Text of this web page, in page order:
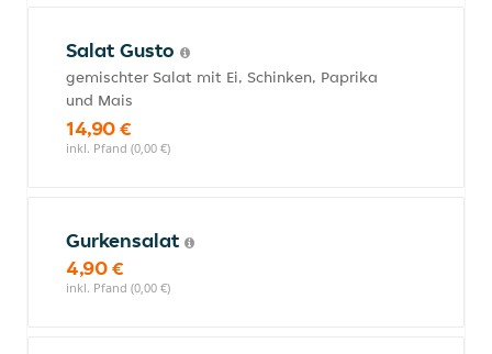
Salat Gusto
gemischter Salat mit Ei, Schinken, Paprika
und Mais
14,90 €
inkl. Pfand (0,00 €)
Gurkensalat
4,90 €
inkl. Pfand (0,00 €)